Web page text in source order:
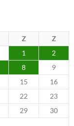
Z
Z
1
2
8
9
15
16
22
23
29
30